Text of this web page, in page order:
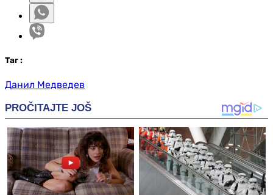
Таг :
Данил Медведев